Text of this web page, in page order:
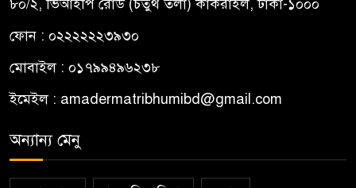
৮০/২, ভিআইপি রোড (চতুর্থ তলা) কাকরাইল, ঢাকা-১০০০
ফোন : ০২২২২২২৩৯৩০
মোবাইল : ০১৭৯৯৪৯৬২৩৮
ইমেইল : amadermatribhumibd@gmail.com
অন্যান্য মেনু